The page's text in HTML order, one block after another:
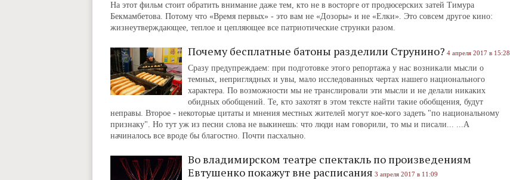
На этот фильм стоит обратить внимание даже тем, кто не в восторге от продюсерских затей Тимура
Бекмамбетова. Потому что «Время первых» - это вам не «Дозоры» и не «Елки». Это совсем другое кино:
жизнеутверждающее, теплое и цепляющее все патриотические струнки разом.
Почему бесплатные батоны разделили Струнино? 4 апреля 2017 в 15:28
Сразу предупреждаем: при подготовке этого репортажа у нас возникали мысли о
темных, неприглядных и увы, мало исследованных чертах нашего национального
характера. По возможности мы не транслировали эти мысли и не делали никаких
обидных обобщений. Те, кто захотят в этом тексте найти такие обобщения, будут
неправы. Второе - некоторые цитаты и мнения местных жителей могут кое-кого задеть "по национальному
признаку". Но тут уж из песни слова не выкинешь: что люди нам говорили, то мы и писали... ...А
начиналось все вроде бы благостно. Почти пасхально.
Во владимирском театре спектакль по произведениям
Евтушенко покажут вне расписания 3 апреля 2017 в 11:09